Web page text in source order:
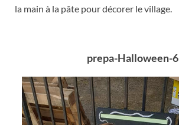
la main à la pâte pour décorer le village.
prepa-Halloween-6